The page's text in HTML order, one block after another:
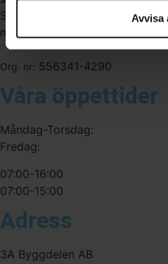
Avvisa
Sverige. Av oss får du
medarbetare med gedigen
Org. nr: 556341-4290
Våra öppettider
Måndag-Torsdag:
Fredag:
07:00-16:00
07:00-15:00
Adress
3A Byggdelen AB